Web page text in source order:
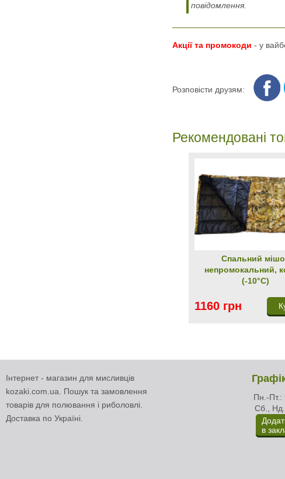
повідомлення.
Акції та промокоди - у
Розповісти друзям:
Рекомендовані
Спальний
непромокальний,
(-10°C)
1160 грн
Інтернет - магазин для мисливців
kozaki.com.ua. Пошук та замовлення
товарів для полювання і риболовлі.
Доставка по Україні.
Пн.-Пт.:
Сб.,
в